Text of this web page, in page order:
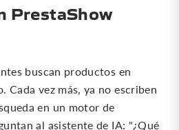
PrestaShow
buscan productos en
Cada vez más, ya no escriben
en un motor de
al asistente de IA: "¿Qué